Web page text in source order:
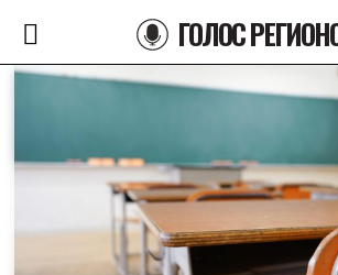
ГОЛОС